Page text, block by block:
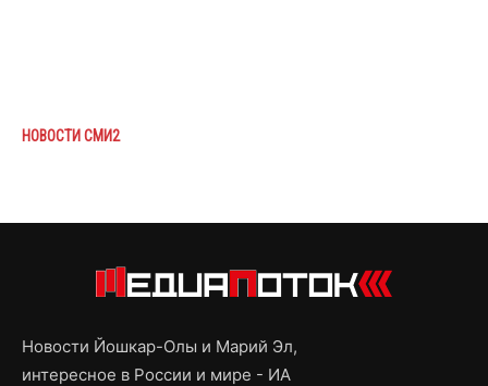
НОВОСТИ СМИ2
Новости Йошкар-Олы и Марий Эл,
интересное в России и мире - ИА